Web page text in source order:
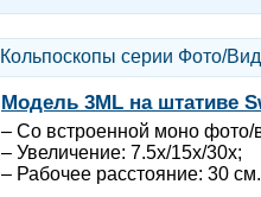
Кольпоскопы серии Фото/
Модель 3ML на штативе
– Со встроенной моно фото/
– Увеличение: 7.5x/15x/30x;
– Рабочее расстояние: 30 см.